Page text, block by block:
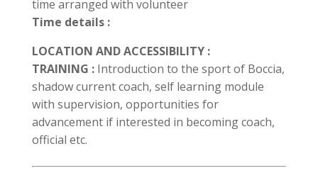
time arranged with volunteer
Time details :
LOCATION AND ACCESSIBILITY :
TRAINING : Introduction to the sport of Boccia,
shadow current coach, self learning module
with supervision, opportunities for
advancement if interested in becoming coach,
official etc.